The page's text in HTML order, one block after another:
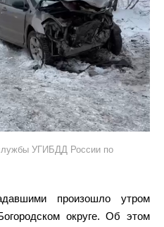
УГИБДД России по
произошло утром
округе. Об этом